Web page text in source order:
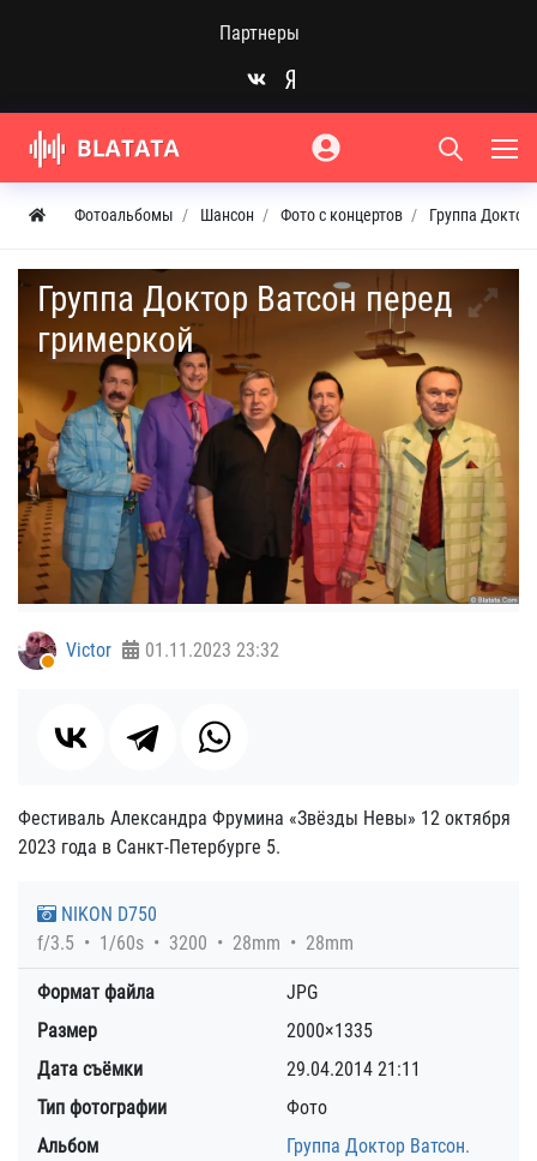
Партнеры
Фотоальбомы Шансон Фото с концертов Группа
Группа Доктор Ватсон перед
гримеркой
Victor 01.11.2023 23:32
Фестиваль Александра Фрумина «Звёзды Невы» 12 октября
2023 года в Санкт-Петербурге 5.
NIKON D750
f/3.5
1/60s 3200 28mm 28mm
Формат файла
JPG
Размер
2000×1335
Дата съёмки
29.04.2014 21:11
Тип фотографии
Фото
Альбом
Группа Доктор Ватсон.